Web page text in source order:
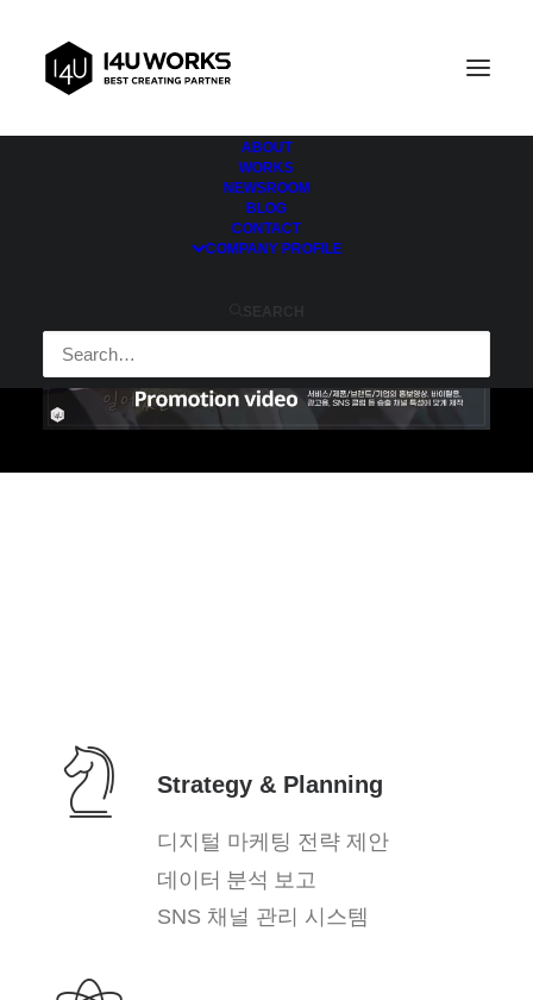
ABOUT
WORKS
NEWSROOM
BLOG
CONTACT
COMPANY PROFILE
Strategy & Planning
디지털 마케팅 전략 제안
데이터 분석 보고
SNS 채널 관리 시스템